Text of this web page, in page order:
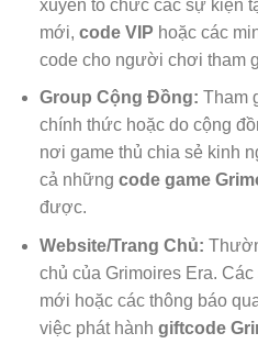
xuyên tổ chức các sự kiện
mới, code VIP hoặc các
code cho người chơi tham
Group Cộng Đồng: Tham
chính thức hoặc do cộng
nơi game thủ chia sẻ kinh
cả những code game
được.
Website/Trang Chủ:
chủ của Grimoires Era.
mới hoặc các thông báo
việc phát hành giftcode